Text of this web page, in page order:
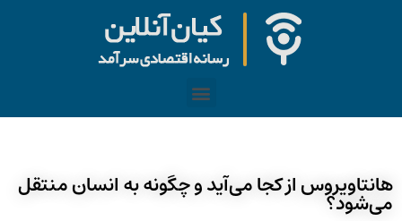
هانتاویروس از کجا می‌آید و چگونه به انسان منتقل
می‌شود؟